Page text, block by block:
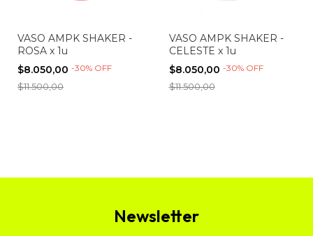
VASO AMPK SHAKER -
ROSA x 1u
$8.050,00 -30% OFF
$11.500,00
VASO AMPK SHAKER -
CELESTE x 1u
$8.050,00 -30% OFF
$11.500,00
Newsletter